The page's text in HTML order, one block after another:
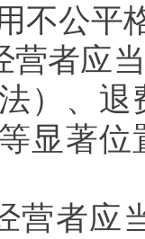
不公平
营者应
）、
显著
营者应